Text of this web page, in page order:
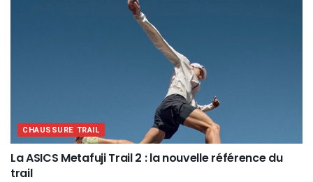
CHAUSSURE TRAIL
La ASICS Metafuji Trail 2 : la nouvelle référence du
trail